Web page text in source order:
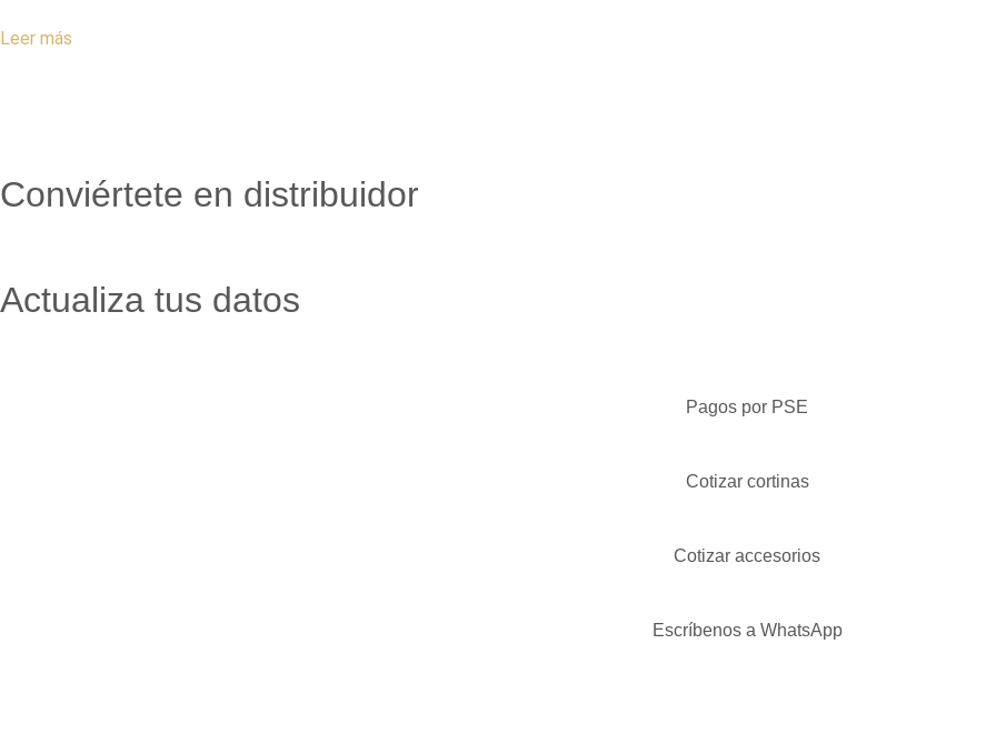
Leer más
Conviértete en distribuidor
Actualiza tus datos
Pagos por PSE
Cotizar cortinas
Cotizar accesorios
Escríbenos a WhatsApp